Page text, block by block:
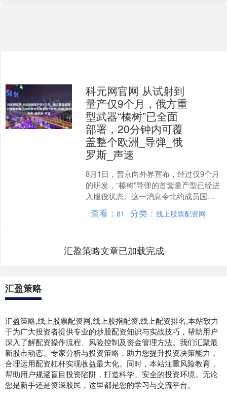
科元网官网 从试射到
量产仅9个月，俄方重
型武器“榛树”已全面
部署，20分钟内可覆
盖整个欧洲_导弹_俄
罗斯_声速
8月1日，普京向外界宣布，经过仅9个月
的研发，“榛树”导弹的首套量产型已经进
入服役状态。这一消息令北约成员国不
禁心生怯意，面对这一拥有6000公里射
程、可在20....
查看： 81 分类： 线上股票配资网
汇盈策略文章已加载完成
汇盈策略
汇盈策略,线上股票配资网,线上股指配资,线上配资排名,本站致力
于为广大投资者提供专业的炒股配资知识与实战技巧，帮助用户
深入了解配资操作流程、风险控制及资金管理方法。我们汇聚最
新股市动态、专家分析与投资策略，助力您提升投资决策能力，
合理运用配资杠杆实现收益最大化。同时，本站注重风险教育，
帮助用户规避盲目投资陷阱，打造科学、安全的投资环境。无论
您是新手还是资深股民，这里都是您的学习与交流平台。